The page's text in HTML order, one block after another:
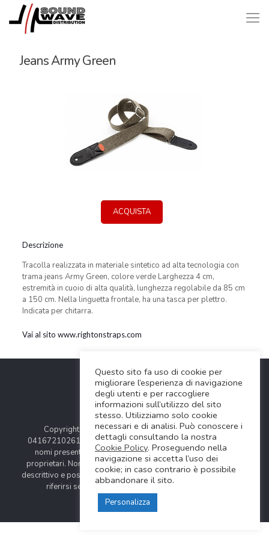
Jeans Army Green
ACQUISTA
Descrizione
Tracolla realizzata in materiale sintetico ad alta tecnologia con
trama jeans Army Green, colore verde Larghezza 4 cm,
estremità in cuoio di alta qualità, lunghezza regolabile da 85 cm
a 150 cm. Nella linguetta frontale, ha una tasca per plettro.
Indicata per chitarra.
Vai al sito www.rightonstraps.com
Copyright © 2024 Soundwave Distribution Srl - P.I.
04167210261 |
COOKIES POLICY| Tutti i marchi, i prodotti e i
nomi presentati in questo sito sono registrati dai legittimi
proprietari. Nomi e caratteristiche sono citati solamente al fine
descrittivo e possono variare senza obbligo di preavviso, quindi
riferirsi sempre ai siti web dei rispettivi costruttori.
Questo sito fa uso di cookie per
migliorare l’esperienza di navigazione
degli utenti e per raccogliere
informazioni sull’utilizzo del sito
stesso. Utilizziamo solo cookie
necessari e di analisi. Può conoscere i
dettagli consultando la nostra
Cookie Policy. Proseguendo nella
navigazione si accetta l’uso dei
cookie; in caso contrario è possibile
abbandonare il sito.
Personalizza